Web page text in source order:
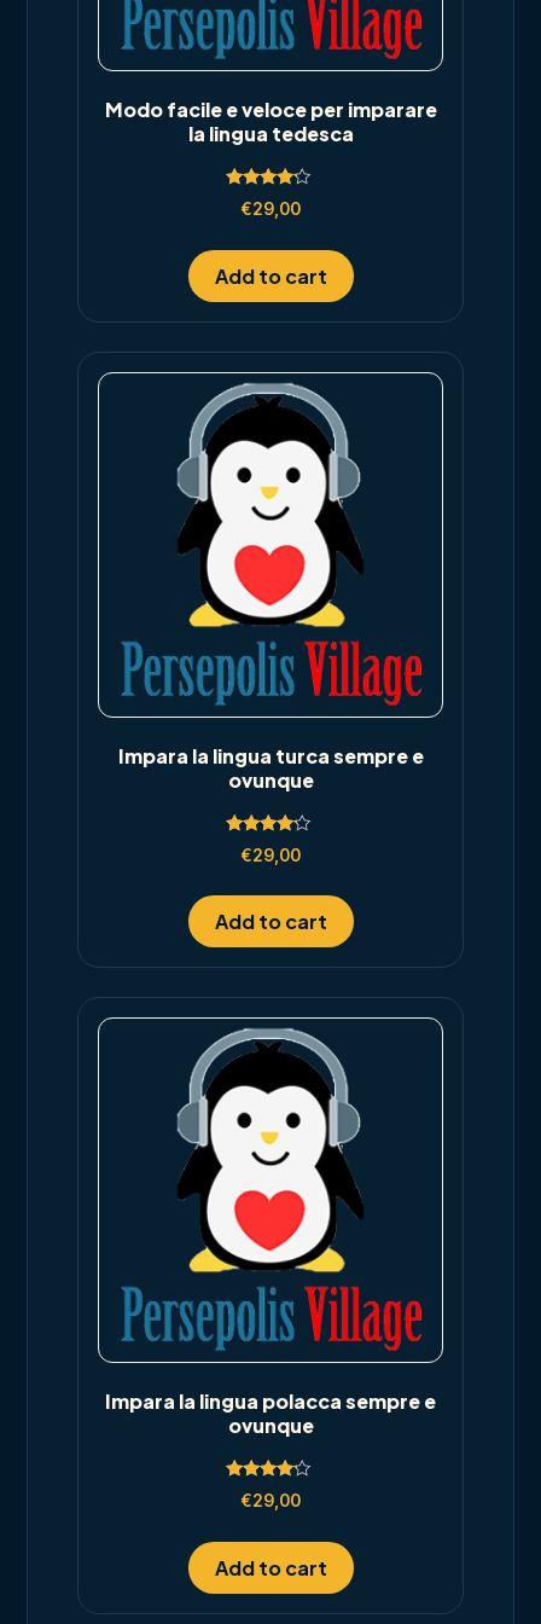
Modo facile e veloce per imparare
la lingua tedesca
Rated
4.00
€29,00
Add to cart
Impara la lingua turca sempre e
ovunque
Rated
4.00
€29,00
Add to cart
Impara la lingua polacca sempre e
ovunque
Rated
4.00
€29,00
Add to cart